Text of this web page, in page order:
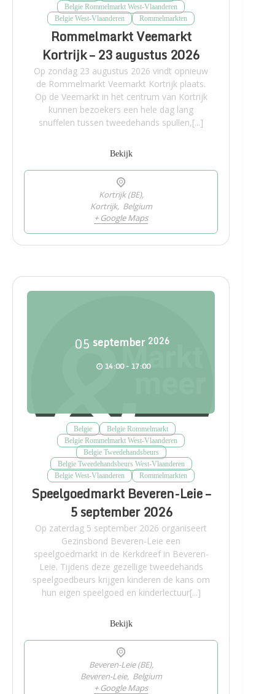
Belgie Rommelmarkt West-Vlaanderen
Belgie West-Vlaanderen
Rommelmarkten
Rommelmarkt Veemarkt
Kortrijk – 23 augustus 2026
Op zondag 23 augustus 2026 vindt opnieuw
de Rommelmarkt Veemarkt Kortrijk plaats.
Op de Veemarkt in het centrum van Kortrijk
kunnen bezoekers een hele dag lang
snuffelen tussen tweedehands spullen,[...]
Bekijk
Kortrijk (BE),
Kortrijk, Belgium
+ Google Maps
05 september 2026
14:00 - 17:00
Belgie
Belgie Rommelmarkt
Belgie Rommelmarkt West-Vlaanderen
Belgie Tweedehandsbeurs
Belgie Tweedehandsbeurs West-Vlaanderen
Belgie West-Vlaanderen
Rommelmarkten
Speelgoedmarkt Beveren-Leie –
5 september 2026
Op zaterdag 5 september 2026 organiseert
Gezinsbond Beveren-Leie een
speelgoedmarkt in de Kerkdreef in Beveren-
Leie. Tijdens deze gezellige tweedehands
speelgoedbeurs krijgen kinderen de kans om
hun eigen speelgoed en kinderlectuur[...]
Bekijk
Beveren-Leie (BE),
Beveren-Leie, Belgium
+ Google Maps